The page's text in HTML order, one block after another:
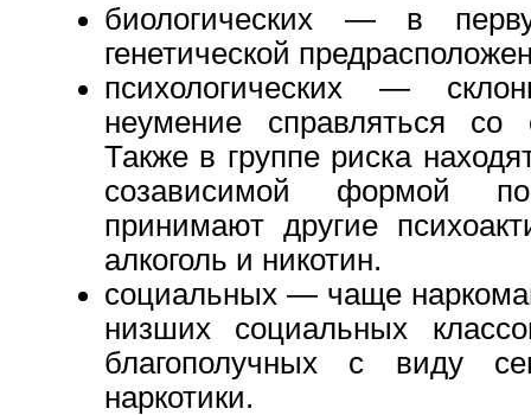
биологических — в
генетической
психологических —
неумение справляться
Также в группе риска
созависимой формой
принимают другие
алкоголь и никотин.
социальных — чаще
низших социальных
благополучных с виду
наркотики.